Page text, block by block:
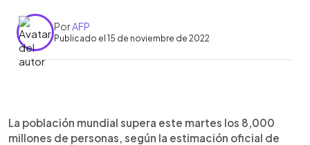
PorAFP
Publicado el 15 de noviembre de 2022
► Escuchar artículo
La población mundial supera este martes los 8,000
millones de personas, según la estimación oficial de